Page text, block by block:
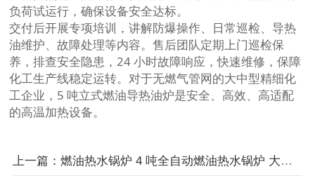
负荷试运行，确保设备安全达标。
交付后开展专项培训，讲解防爆操作、日常巡检、导热
油维护、故障处理等内容。售后团队定期上门巡检保
养，排查安全隐患，24 小时故障响应，快速维修，保障
化工生产线稳定运转。对于无燃气管网的大中型精细化
工企业，5 吨立式燃油导热油炉是安全、高效、高适配
的高温加热设备。
上一篇：燃油热水锅炉 4 吨全自动燃油热水锅炉 大型厂区采暖生活热水设备伴热工业供热炉